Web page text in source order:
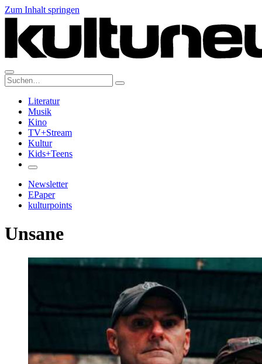
Zum Inhalt springen
Suche:
Literatur
Musik
Kino
TV+Stream
Kultur
Kids+Teens
Newsletter
EPaper
kulturpoints
Unsane